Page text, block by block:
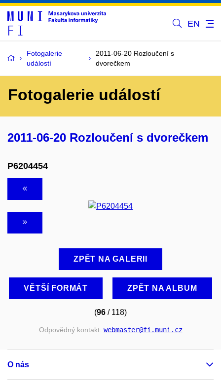
EN
Fotogalerie
událostí
2011-06-20 Rozloučení s
dvorečkem
Fotogalerie událostí
2011-06-20 Rozloučení s dvorečkem
P6204454
ZPĚT NA GALERII
VĚTŠÍ FORMÁT ZPĚT NA ALBUM
(96 / 118)
Odpovědný kontakt: webmaster@fi.muni.cz
O nás